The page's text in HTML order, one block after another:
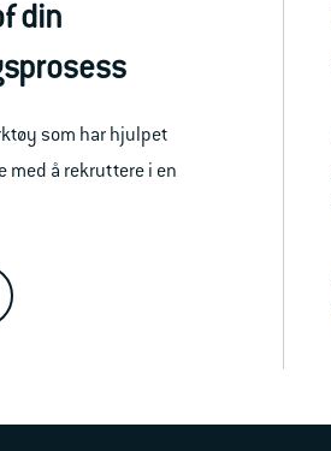
din
som har hjulpet
med å rekruttere i en